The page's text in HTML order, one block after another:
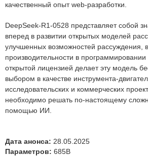
качественный опыт web-разработки.
DeepSeek-R1-0528 представляет собой
вперед в развитии открытых моделей
улучшенных возможностей рассуждения,
производительности в программировании
открытой лицензией делает эту модель
выбором в качестве инструмента-
исследовательских и коммерческих
необходимо решать по-настоящему
помощью ИИ.
Дата анонса: 28.05.2025
Параметров: 685B